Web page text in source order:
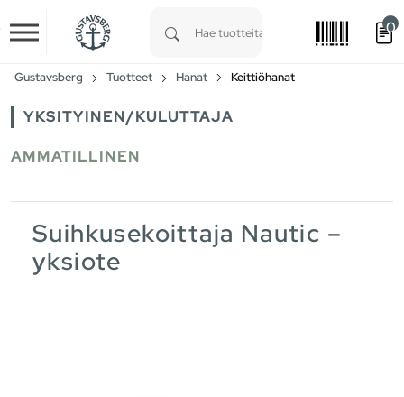
Skip to main content
0
Gustavsberg Tuotteet Hanat Keittiöhanat
YKSITYINEN/KULUTTAJA
AMMATILLINEN
Suihkusekoittaja Nautic –
yksiote